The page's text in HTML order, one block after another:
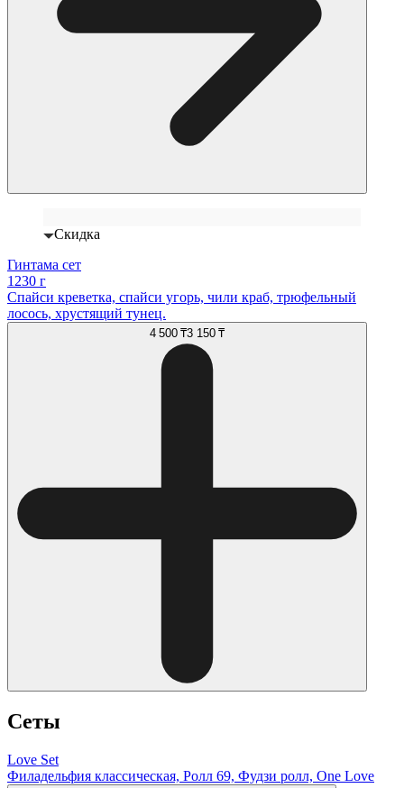
Скидка
Гинтама сет
1230 г
Спайси креветка, спайси угорь, чили краб, трюфельный
лосось, хрустящий тунец.
4 500 ₸3 150 ₸
Сеты
Love Set
Филадельфия классическая, Ролл 69, Фудзи ролл, One Love